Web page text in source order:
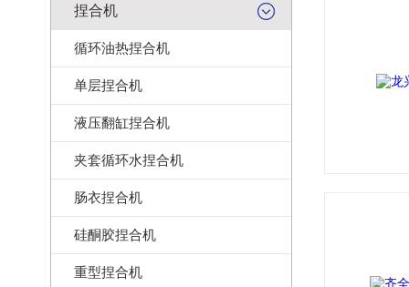
捏合机
循环油热捏合机
单层捏合机
液压翻缸捏合机
夹套循环水捏合机
肠衣捏合机
硅酮胶捏合机
重型捏合机